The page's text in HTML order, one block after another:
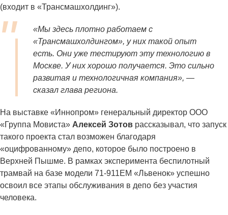
(входит в «Трансмашхолдинг»).
«Мы здесь плотно работаем с
«Трансмашхолдингом», у них такой опыт
есть. Они уже тестируют эту технологию в
Москве. У них хорошо получается. Это сильно
развитая и технологичная компания», —
сказал глава региона.
На выставке «Иннопром» генеральный директор ООО
«Группа Мовиста» Алексей Зотов рассказывал, что запуск
такого проекта стал возможен благодаря
«оцифрованному» депо, которое было построено в
Верхней Пышме. В рамках эксперимента беспилотный
трамвай на базе модели 71-911ЕМ «Львенок» успешно
освоил все этапы обслуживания в депо без участия
человека.